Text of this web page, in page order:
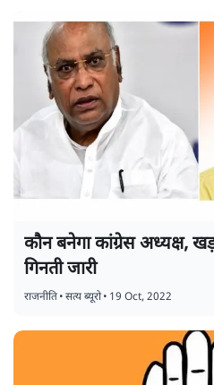
कौन बनेगा कांग्रेस अध्यक्ष,
गिनती जारी
राजनीति•सत्य ब्यूरो• 19 Oct, 2022